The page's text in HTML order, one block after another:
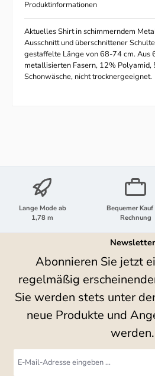
Produktinformationen
Aktuelles Shirt in schimmerndem
Ausschnitt und überschnittener
gestaffelte Länge von 68-74 cm. Aus
metallisierten Fasern, 12% Polyamid,
Schonwäsche, nicht trocknergeeignet.
Lange Mode ab
1,78 m
Bequemer Kauf
Rechnung
Newsletter
Abonnieren Sie jetzt
regelmäßig
Sie werden stets unter
neue Produkte und
werden.
Mail-